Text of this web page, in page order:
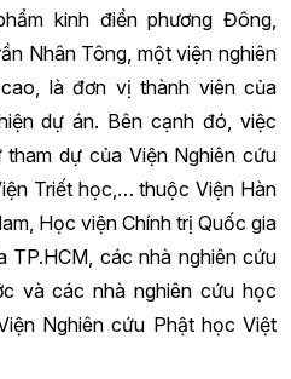
kinh điển phương Đông,
Nhân Tông, một viện nghiên
là đơn vị thành viên của
dự án. Bên cạnh đó, việc
dự của Viện Nghiên cứu
Triết học,… thuộc Viện Hàn
Học viện Chính trị Quốc gia
TP.HCM, các nhà nghiên cứu
và các nhà nghiên cứu học
Nghiên cứu Phật học Việt